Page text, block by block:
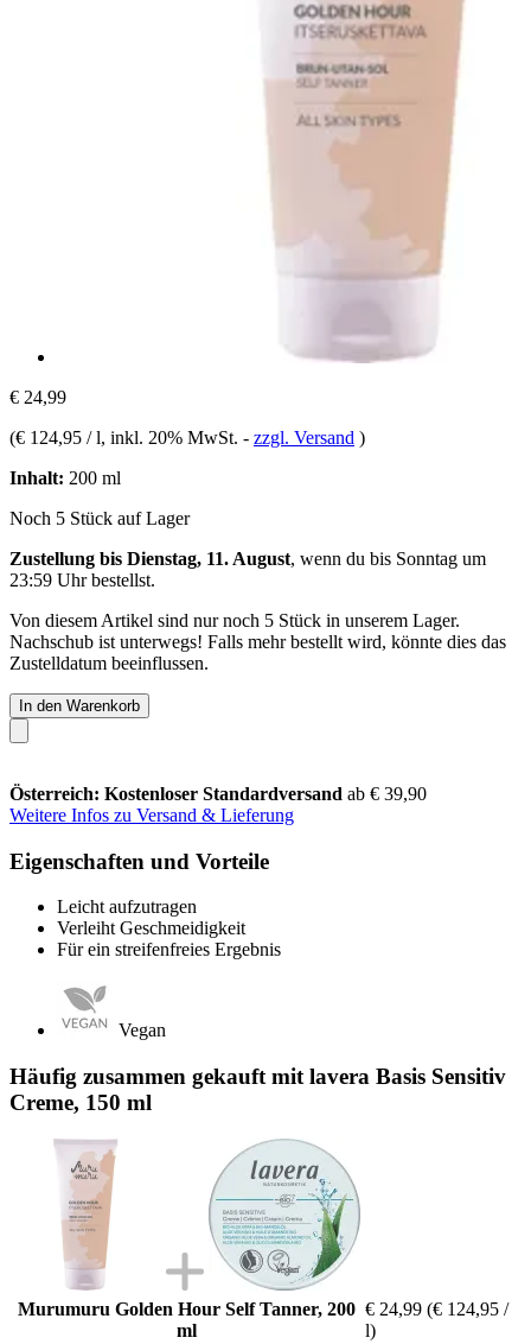
€ 24,99
(€ 124,95 / l, inkl. 20% MwSt. - zzgl. Versand )
Inhalt: 200 ml
Noch 5 Stück auf Lager
Zustellung bis Dienstag, 11. August, wenn du bis Sonntag um
23:59 Uhrbestellst.
Von diesem Artikel sind nur noch 5 Stück in unserem Lager.
Nachschub ist unterwegs! Falls mehr bestellt wird, könnte dies das
Zustelldatum beeinflussen.
In den Warenkorb
Österreich: Kostenloser Standardversand ab € 39,90
Weitere Infos zu Versand & Lieferung
Eigenschaften und Vorteile
Leicht aufzutragen
Verleiht Geschmeidigkeit
Für ein streifenfreies Ergebnis
Vegan
Häufig zusammen gekauft mit lavera Basis Sensitiv
Creme, 150 ml
Murumuru Golden Hour Self Tanner, 200
ml
€ 24,99 (€ 124,95 /
l)